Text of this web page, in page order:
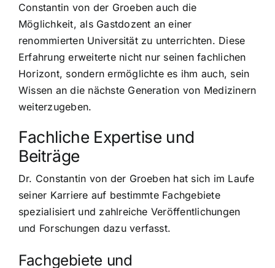
Constantin von der Groeben auch die
Möglichkeit, als Gastdozent an einer
renommierten Universität zu unterrichten. Diese
Erfahrung erweiterte nicht nur seinen fachlichen
Horizont, sondern ermöglichte es ihm auch, sein
Wissen an die nächste Generation von Medizinern
weiterzugeben.
Fachliche Expertise und
Beiträge
Dr. Constantin von der Groeben hat sich im Laufe
seiner Karriere auf bestimmte Fachgebiete
spezialisiert und zahlreiche Veröffentlichungen
und Forschungen dazu verfasst.
Fachgebiete und